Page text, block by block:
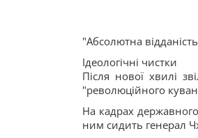
"Абсолютна
Ідеологічні чистки
Після нової хвилі
"революційного
На кадрах
ним сидить генерал